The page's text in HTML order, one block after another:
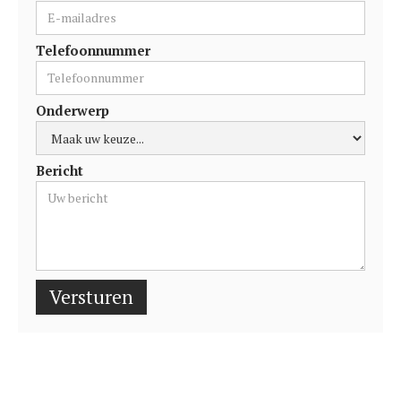
Telefoonnummer
Onderwerp
Bericht